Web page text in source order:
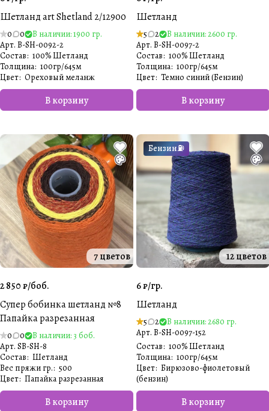
Шетланд art Shetland 2/12900
0 0
В наличии: 1900 гр.
Арт. B-SH-0092-2
В корзину
Состав: 100% Шетланд
Толщина: 100гр/645м
Цвет: Ореховый меланж
Шетланд
5 2
В наличии: 2600 гр.
Арт. B-SH-0097-2
В корзину
Состав: 100% Шетланд
Толщина: 100гр/645м
Цвет: Темно синий (Бензин)
7 цветов
2 850 ₽/боб.
Супер бобинка шетланд №8
Папайка разрезанная
0 0
В наличии: 3 боб.
Арт. SB-SH-8
В корзину
Состав: Шетланд
Вес пряжи гр.: 500
Цвет: Папайка разрезанная
Бензин⛽️
12 цветов
6 ₽/гр.
Шетланд
5 2
В наличии: 2680 гр.
Арт. B-SH-0097-152
В корзину
Состав: 100% Шетланд
Толщина: 100гр/645м
Цвет: Бирюзово-фиолетовый
(бензин)